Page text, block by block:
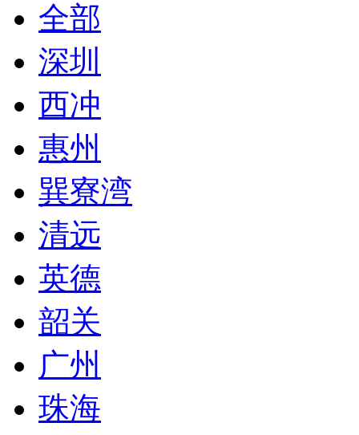
全部
深圳
西冲
惠州
巽寮湾
清远
英德
韶关
广州
珠海